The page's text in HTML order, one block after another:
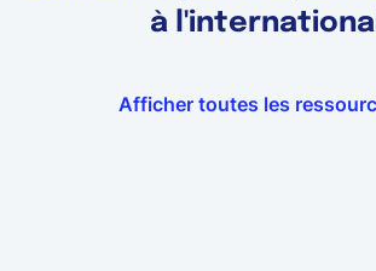
à
Afficher toutes les